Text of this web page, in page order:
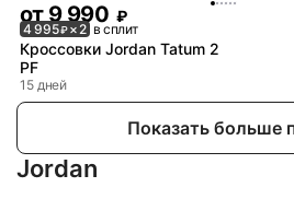
от9 990 ₽
4 995₽× 2 в сплит
Кроссовки Jordan Tatum 2
PF
15 дней
Показать больше
Jordan